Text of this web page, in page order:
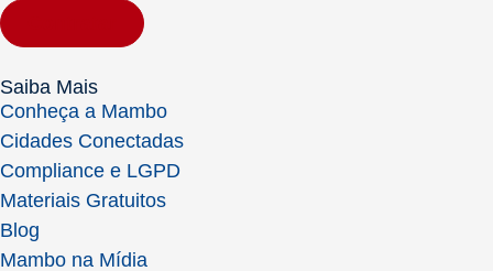
Saiba Mais
Conheça a Mambo
Cidades Conectadas
Compliance e LGPD
Materiais Gratuitos
Blog
Mambo na Mídia